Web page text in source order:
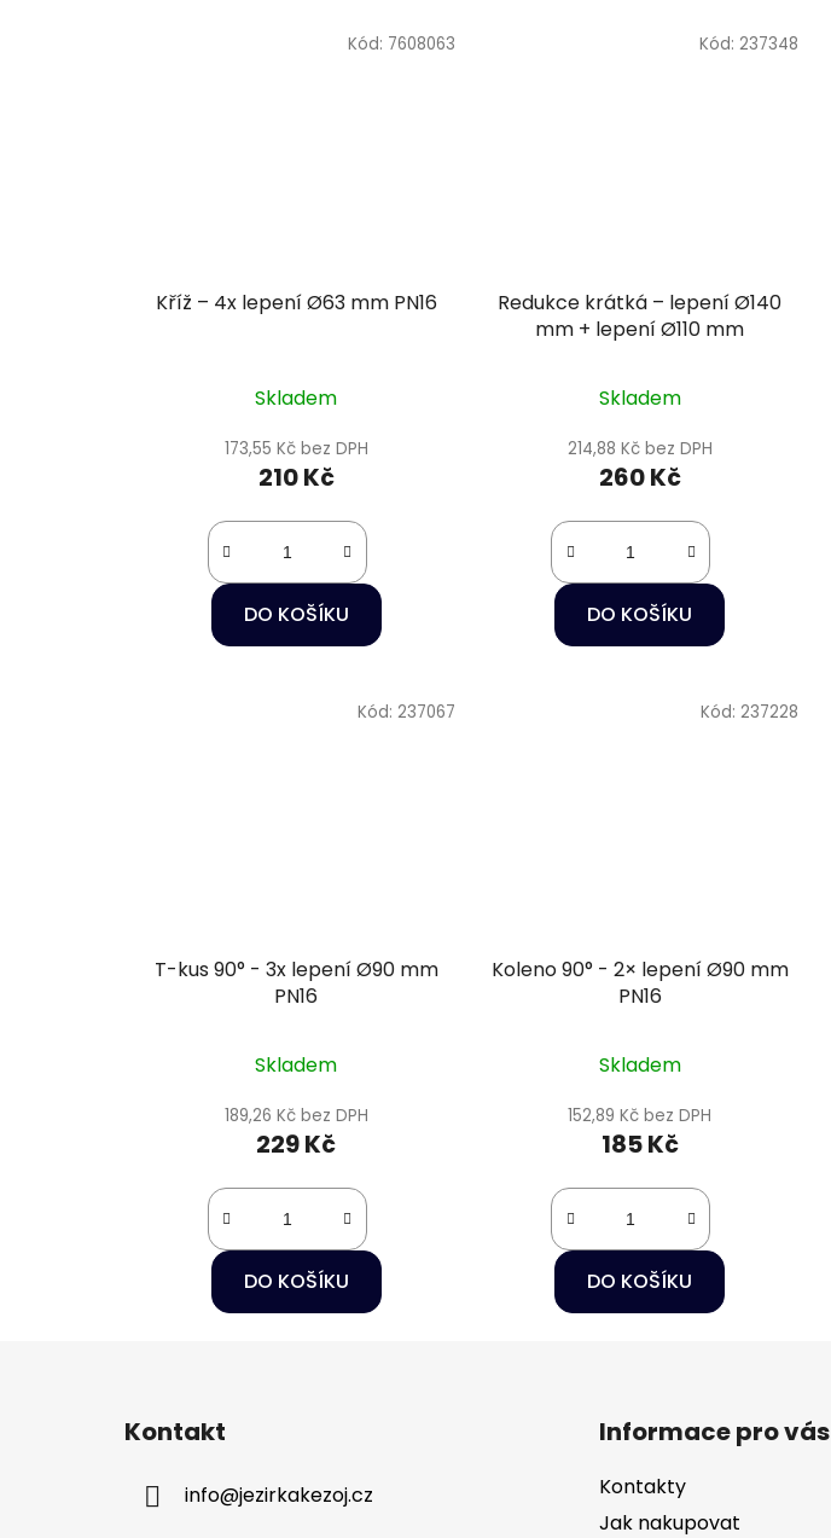
Kříž – 4x lepení Ø63 mm PN16
Skladem
173,55 Kč bez DPH
210 Kč
DO KOŠÍKU
Kód: 7608063
Redukce krátká – lepení Ø140
mm + lepení Ø110 mm
Skladem
214,88 Kč bez DPH
260 Kč
DO KOŠÍKU
Kód: 237348
T-kus 90° - 3x lepení Ø90 mm
PN16
Skladem
189,26 Kč bez DPH
229 Kč
DO KOŠÍKU
Kód: 237067
Koleno 90° - 2× lepení Ø90 mm
PN16
Skladem
152,89 Kč bez DPH
185 Kč
DO KOŠÍKU
Kód: 237228
Kontakt
info@jezirkakezoj.cz
Informace pro vás
Kontakty
Jak nakupovat